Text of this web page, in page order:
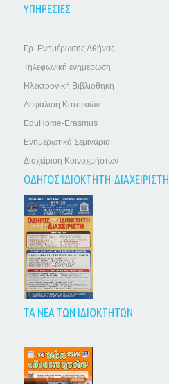
ΥΠΗΡΕΣΙΕΣ
Γρ. Ενημέρωσης Αθήνας
Τηλεφωνική ενημέρωση
Ηλεκτρονική Βιβλιοθήκη
Ασφάλιση Κατοικιών
EduHome-Erasmus+
Ενημερωτικά Σεμινάρια
Διαχείριση Κοινοχρήστων
ΟΔΗΓΟΣ ΙΔΙΟΚΤΗΤΗ-ΔΙΑΧΕΙΡΙΣΤΗ
ΤΑ ΝΕΑ ΤΩΝ ΙΔΙΟΚΤΗΤΩΝ